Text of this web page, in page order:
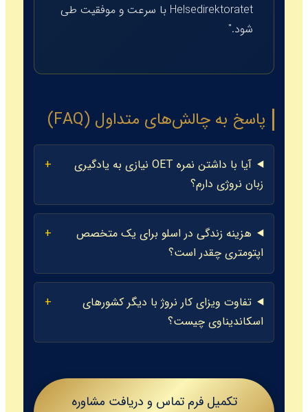
Helsedirektoratet با سرعت و موفقیت طی
شود."
پاسخ به چالش‌های متداول (FAQ)
آیا با داشتن نمره OET نیازی به یادگیری
زبان نروژی دارم؟
هزینه زندگی در اسلو برای یک متخصص
اپتومتری چقدر است؟
تفاوت ویزای کار نروژ با دیگر کشورهای
اسکاندیناوی چیست؟
تکمیل فرم تماس و دریافت مشاوره